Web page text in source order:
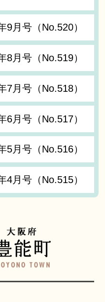
9月号（No.520）
8月号（No.519）
7月号（No.518）
6月号（No.517）
5月号（No.516）
4月号（No.515）